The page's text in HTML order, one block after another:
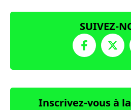
SUIVEZ-
Inscrivez-vous à